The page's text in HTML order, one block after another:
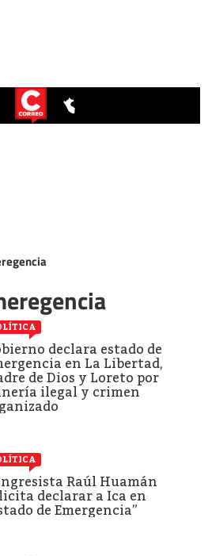
declara estado de
en La Libertad,
de Dios y Loreto por
ilegal y crimen
Raúl Huamán
declarar a Ica en
de Emergencia”